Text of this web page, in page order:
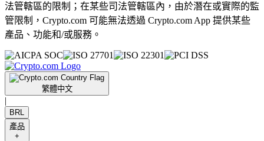
法管轄區的限制；在某些司法管轄區內，由於潛在或實際的監
管限制，Crypto.com 可能無法透過 Crypto.com App 提供某些
產品、功能和/或服務。
繁體中文
|
BRL
產品
+